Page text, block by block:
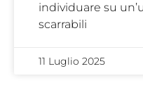
individuare su
scarrabili
11 Luglio 2025